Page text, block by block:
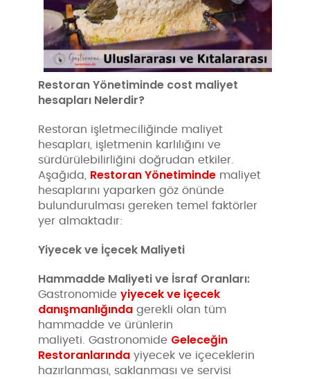
Restoran Yönetiminde cost maliyet
hesapları Nelerdir?
Restoran işletmeciliğinde maliyet
hesapları, işletmenin karlılığını ve
sürdürülebilirliğini doğrudan etkiler.
Aşağıda, Restoran Yönetiminde maliyet
hesaplarını yaparken göz önünde
bulundurulması gereken temel faktörler
yer almaktadır:
Yiyecek ve İçecek Maliyeti
Hammadde Maliyeti ve İsraf Oranları:
Gastronomideyiyecek ve içecek
danışmanlığında gerekli olan tüm
hammadde ve ürünlerin
maliyeti. Gastronomide Geleceğin
Restoranlarında yiyecek ve içeceklerin
hazırlanması, saklanması ve servisi